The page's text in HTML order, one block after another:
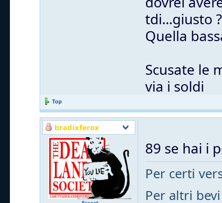
tdi...giusto ?
Quella
Scusate le
via i soldi
Top
bradixferox
89 se hai i
Per certi
Per altri bevi